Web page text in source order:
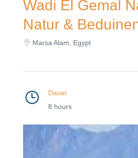
Wadi El Gemal
Natur &
Marsa Alam, Egypt
Dauer
8 hours